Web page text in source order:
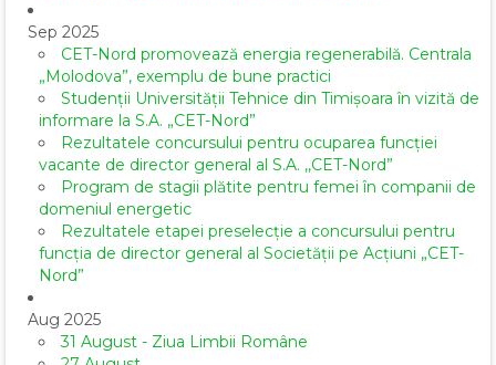
Sep 2025
CET-Nord promovează energia regenerabilă. Centrala
„Molodova”, exemplu de bune practici
Studenții Universității Tehnice din Timișoara în vizită de
informare la S.A. „CET-Nord”
Rezultatele concursului pentru ocuparea funcției
vacante de director general al S.A. ,,CET-Nord”
Program de stagii plătite pentru femei în companii de
domeniul energetic
Rezultatele etapei preselecție a concursului pentru
funcția de director general al Societăţii pe Acţiuni „CET-
Nord”
Aug 2025
31 August - Ziua Limbii Române